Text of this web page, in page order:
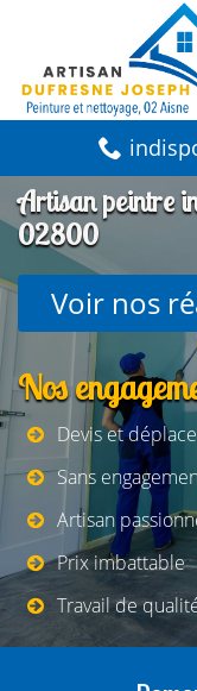
Artisan peintre
02800
Voir nos
Nos
Devis et
Sans
Artisan
Prix imbattable
Travail de